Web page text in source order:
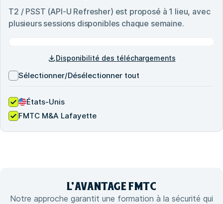
T2 / PSST (API-U Refresher) est proposé à 1 lieu, avec
plusieurs sessions disponibles chaque semaine.
Disponibilité des téléchargements
Sélectionner/Désélectionner tout
États-Unis
FMTC M&A Lafayette
L'AVANTAGE FMTC
Notre approche garantit une formation à la sécurité qui